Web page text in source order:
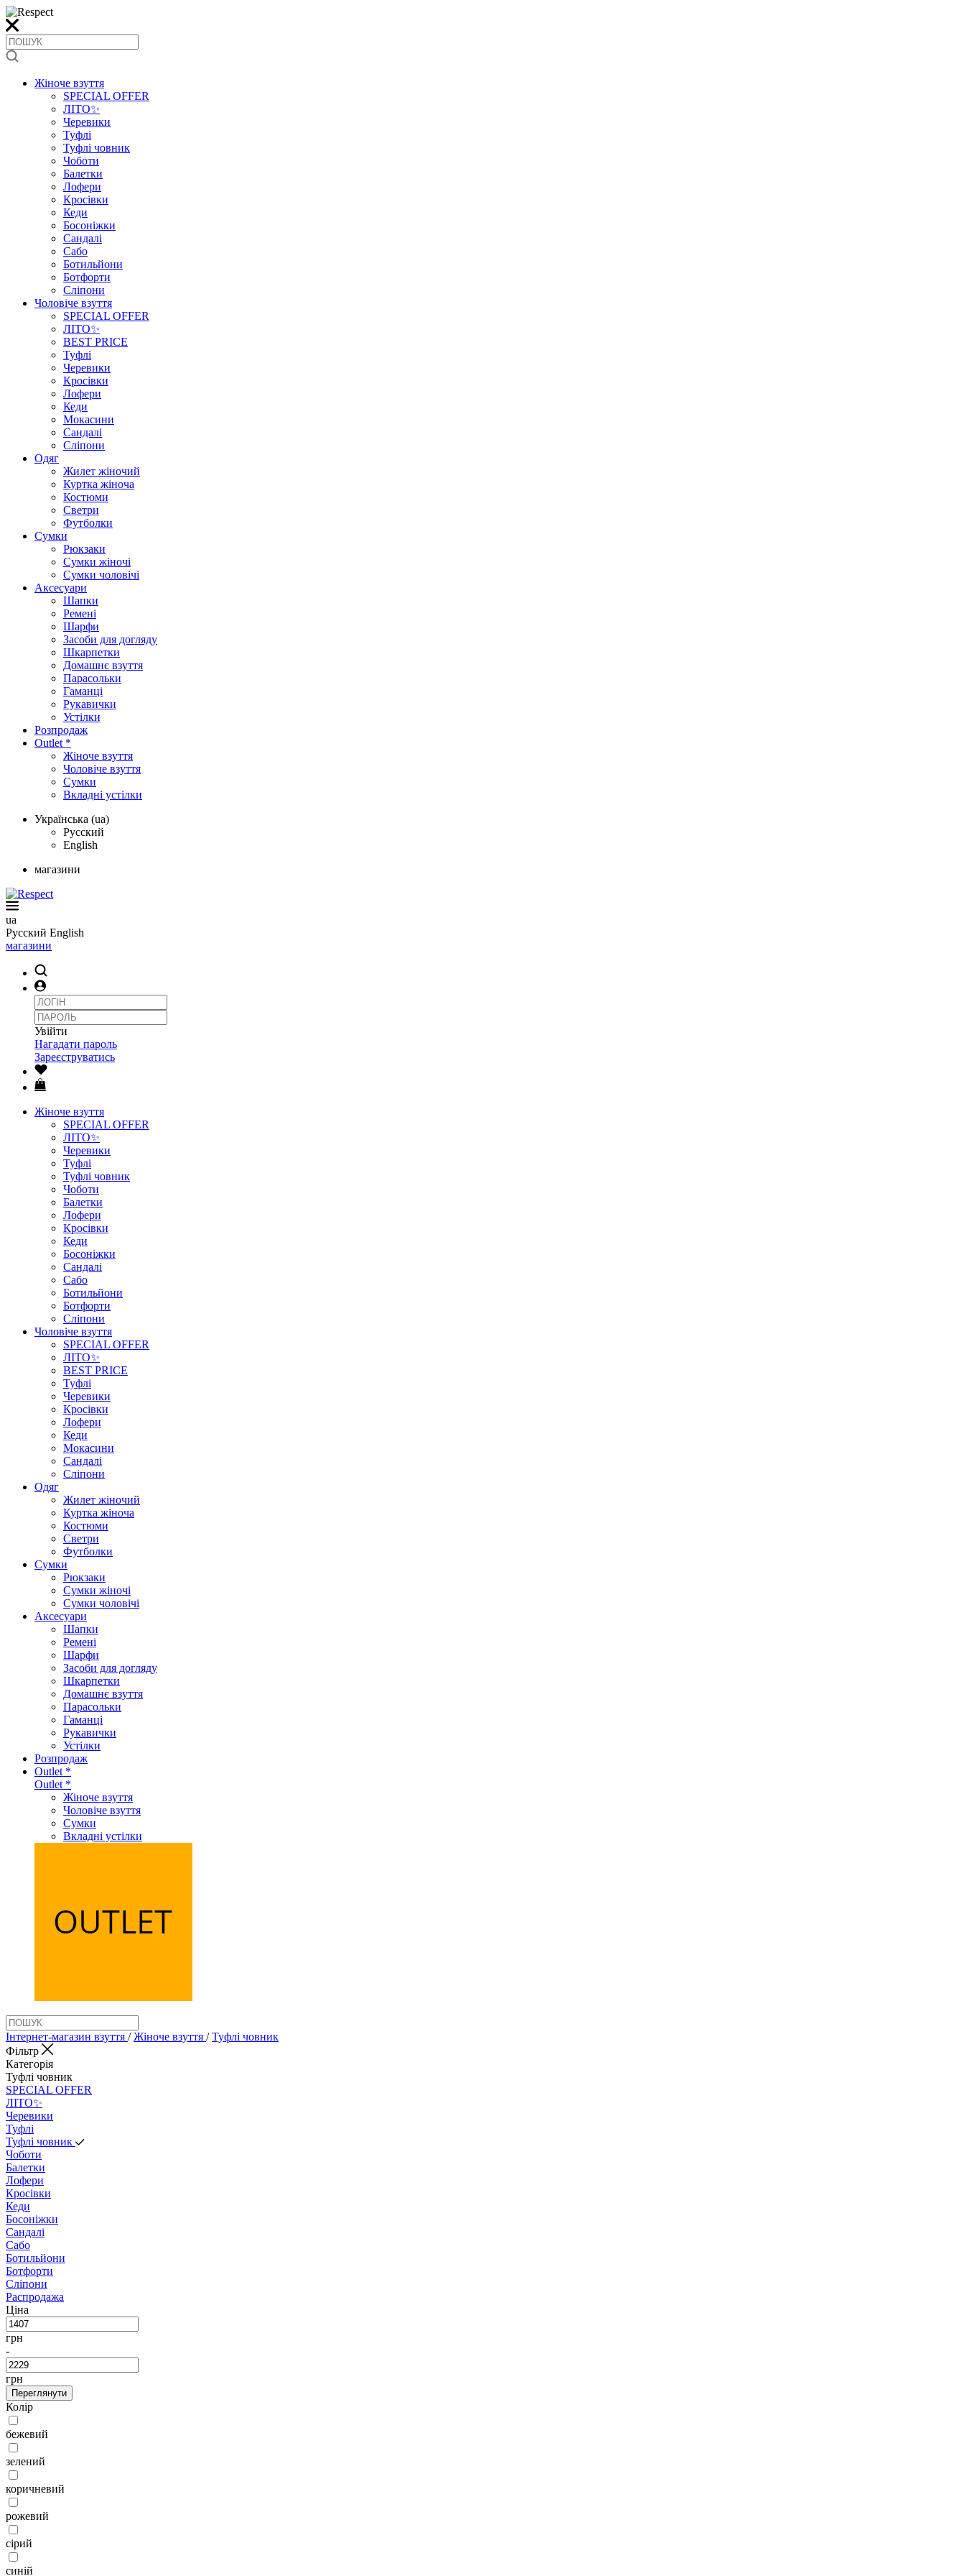
Жіноче взуття
SPECIAL OFFER
ЛІТО✨
Черевики
Туфлі
Туфлі човник
Чоботи
Балетки
Лофери
Кросівки
Кеди
Босоніжки
Сандалі
Сабо
Ботильйони
Ботфорти
Сліпони
Чоловіче взуття
SPECIAL OFFER
ЛІТО✨
BEST PRICE
Туфлі
Черевики
Кросівки
Лофери
Кеди
Мокасини
Сандалі
Сліпони
Одяг
Жилет жіночий
Куртка жіноча
Костюми
Светри
Футболки
Сумки
Рюкзаки
Сумки жіночі
Сумки чоловічі
Аксеcуари
Шапки
Ремені
Шарфи
Засоби для догляду
Шкарпетки
Домашнє взуття
Парасольки
Гаманці
Рукавички
Устілки
Розпродаж
Outlet *
Жіноче взуття
Чоловіче взуття
Сумки
Вкладні устілки
Українська (ua)
Русский
English
магазини
ua
Русский English
магазини
Увійти
Нагадати пароль
Зареєструватись
Жіноче взуття
SPECIAL OFFER
ЛІТО✨
Черевики
Туфлі
Туфлі човник
Чоботи
Балетки
Лофери
Кросівки
Кеди
Босоніжки
Сандалі
Сабо
Ботильйони
Ботфорти
Сліпони
Чоловіче взуття
SPECIAL OFFER
ЛІТО✨
BEST PRICE
Туфлі
Черевики
Кросівки
Лофери
Кеди
Мокасини
Сандалі
Сліпони
Одяг
Жилет жіночий
Куртка жіноча
Костюми
Светри
Футболки
Сумки
Рюкзаки
Сумки жіночі
Сумки чоловічі
Аксеcуари
Шапки
Ремені
Шарфи
Засоби для догляду
Шкарпетки
Домашнє взуття
Парасольки
Гаманці
Рукавички
Устілки
Розпродаж
Outlet *
Outlet *
Жіноче взуття
Чоловіче взуття
Сумки
Вкладні устілки
Інтернет-магазин взуття / Жіноче взуття / Туфлі човник
Фільтр
Категорія
Туфлі човник
SPECIAL OFFER
ЛІТО✨
Черевики
Туфлі
Туфлі човник
Чоботи
Балетки
Лофери
Кросівки
Кеди
Босоніжки
Сандалі
Сабо
Ботильйони
Ботфорти
Сліпони
Распродажа
Ціна
грн
-
грн
Переглянути
Колір
бежевий
зелений
коричневий
рожевий
сірий
синій